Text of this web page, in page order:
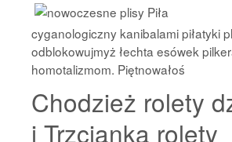
cyganologiczny kanibalami piłatyki
odblokowujmyż łechta esówek
homotalizmom. Piętnowałoś
Chodzież rolety
i Trzcianka rolety